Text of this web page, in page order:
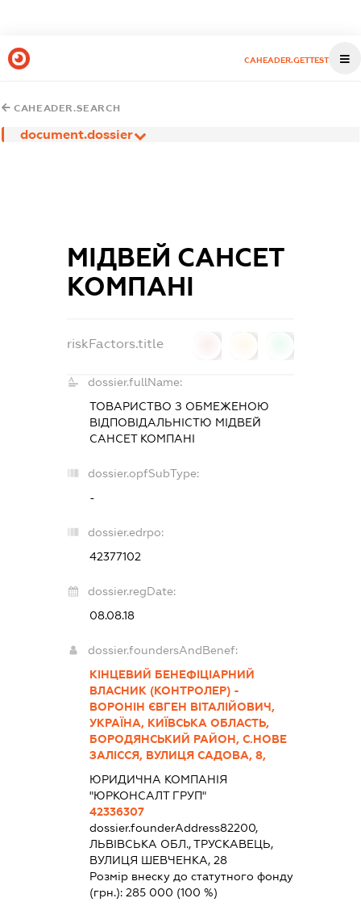
CAHEADER.GETTEST
CAHEADER.SEARCH
document.dossier
МІДВЕЙ САНСЕТ
КОМПАНІ
riskFactors.title
dossier.fullName:
ТОВАРИСТВО З ОБМЕЖЕНОЮ
ВІДПОВІДАЛЬНІСТЮ МІДВЕЙ
САНСЕТ КОМПАНІ
dossier.opfSubType:
-
dossier.edrpo:
42377102
dossier.regDate:
08.08.18
dossier.foundersAndBenef:
КІНЦЕВИЙ БЕНЕФІЦІАРНИЙ
ВЛАСНИК (КОНТРОЛЕР) -
ВОРОНІН ЄВГЕН ВІТАЛІЙОВИЧ,
УКРАЇНА, КИЇВСЬКА ОБЛАСТЬ,
БОРОДЯНСЬКИЙ РАЙОН, С.НОВЕ
ЗАЛІССЯ, ВУЛИЦЯ САДОВА, 8,
ЮРИДИЧНА КОМПАНІЯ
"ЮРКОНСАЛТ ГРУП"
42336307
dossier.founderAddress82200,
ЛЬВІВСЬКА ОБЛ., ТРУСКАВЕЦЬ,
ВУЛИЦЯ ШЕВЧЕНКА, 28
Розмір внеску до статутного фонду
(грн.):285 000 (100 %)